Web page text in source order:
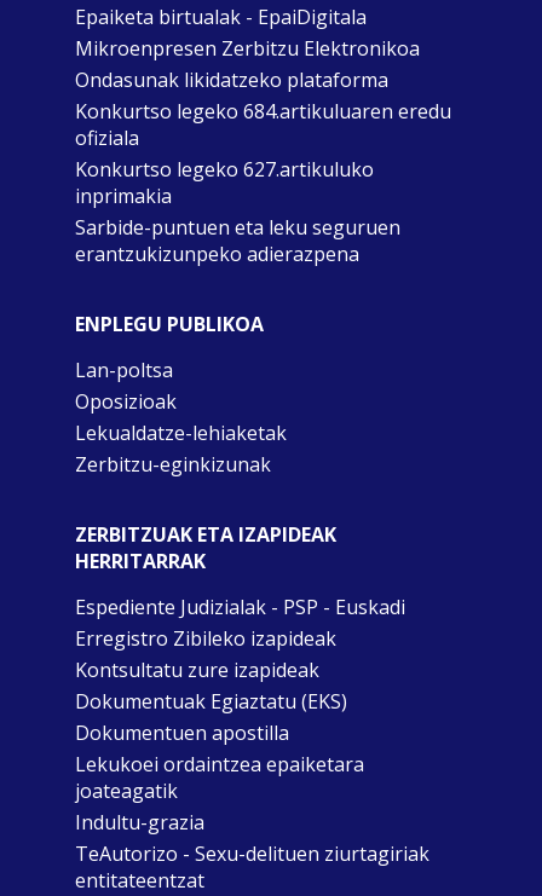
Epaiketa birtualak - EpaiDigitala
Mikroenpresen Zerbitzu Elektronikoa
Ondasunak likidatzeko plataforma
Konkurtso legeko 684.artikuluaren eredu
ofiziala
Konkurtso legeko 627.artikuluko
inprimakia
Sarbide-puntuen eta leku seguruen
erantzukizunpeko adierazpena
ENPLEGU PUBLIKOA
Lan-poltsa
Oposizioak
Lekualdatze-lehiaketak
Zerbitzu-eginkizunak
ZERBITZUAK ETA IZAPIDEAK
HERRITARRAK
Espediente Judizialak - PSP - Euskadi
Erregistro Zibileko izapideak
Kontsultatu zure izapideak
Dokumentuak Egiaztatu (EKS)
Dokumentuen apostilla
Lekukoei ordaintzea epaiketara
joateagatik
Indultu-grazia
TeAutorizo - Sexu-delituen ziurtagiriak
entitateentzat